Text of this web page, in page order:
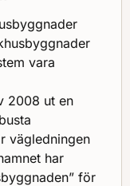
vara
2008 ut en
vägledningen
har
för